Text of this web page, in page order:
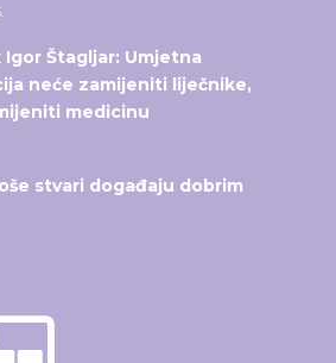
Štagljar: Umjetna
neće zamijeniti liječnike,
medicinu
stvari događaju dobrim